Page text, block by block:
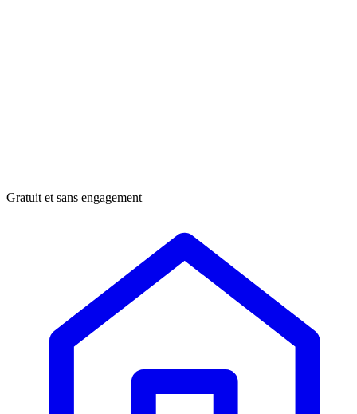
Gratuit et sans engagement